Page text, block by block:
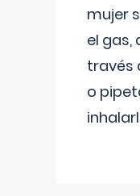
mujer
el gas,
través
o